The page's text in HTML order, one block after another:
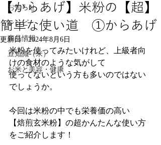
お知らせ
レシピ
商品情報
豆知識（米）
お米と美容・健康
【からあげ】米粉の【超】
簡単な使い道 ①からあげ
更新日：2024年8月6日
米粉を使ってみたいけれど、上級者向
けの食材のような気がして
使ってないという方も多いのではない
でしょうか。
今回は米粉の中でも栄養価の高い
【焙煎玄米粉】の超かんたんな使い方
をご紹介します！